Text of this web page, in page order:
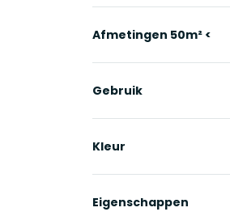
Afmetingen 50m² <
Gebruik
Kleur
Eigenschappen